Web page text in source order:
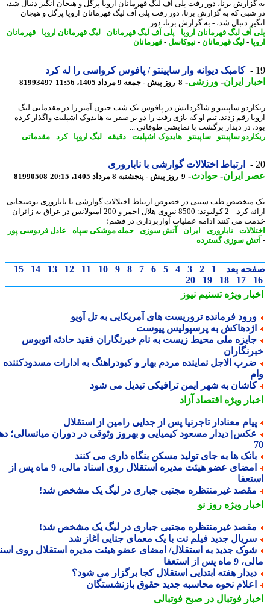
برنا، دور رفت پلی آف لیگ قهرمانان اروپا پرگل و هیجان انگیز دنبال شد،
که به گزارش برنا، دور رفت پلی آف لیگ قهرمانان اروپا پرگل و هیجان
دنبال شد، - به گزارش برنا، دور ...
آف لیگ قهرمانان اروپا - پلی آف لیگ قهرمانان-لیگ قهرمانان اروپا - قهرمانان
- لیگ قهرمانان-نیوکاسل-قهرمانان
کامبک دیوانه وار ساپینتو / پافوس کرواسی را له کرد
ایران- ورزشی-8 روز پیش - جمعه 9 مرداد 1405، 11:56 81993497
ساپینتو و شاگردانش در پافوس یک شب جنون آمیز را در مقدماتی لیگ
رقم زدند. تیم او که بازی رفت را دو بر صفر به هایدوک اشپلیت واگذار کرده
در دیدار برگشت با نمایشی طوفانی ...
ساپینتو-ساپینتو-هایدوک اشپلیت-دقیقه-لیگ اروپا - کرد-مقدماتی
ارتباط اختلالات گوارشی با ناباروری
ایران- حوادث -9 روز پیش - پنجشنبه 8 مرداد 1405، 20:15 81990508
طب سنتی در خصوص ارتباط اختلالات گوارشی با ناباروری توضیحاتی
ارائه کرد. - 2 کولیوند: 8500 نیروی هلال احمر و 200 آمبولانس در عراق به زائران
می کنند ادامه عملیات آواربرداری در قشم؛
-ناباروری - ایران - آتش سوزی- حمله موشکی سپاه-عادل فردوسی پور
سوزی گسترده
بعد 1
2
3
4
5
6
7
8
9
10
11
12
13
14
15
17
18
19
20
ویژهتسنیم نیوز
فرمانده تروریست های آمریکایی به تل آویو
به پرسپولیس پیوست
ملی محیط زیست به نام خبرنگاران فقید حادثه اتوبوس
الاجل نماینده مردم بهار و کبودراهنگ به ادارات مسدودکننده
به شهر ایمن ترافیکی تبدیل می شود
ویژهاقتصاد آزاد
معنادار تاجرنیا پس از جدایی رامین از استقلال
دیدار مسعود کیمیایی و بهروز وثوقی در دوران میانسالی؛ دهه
ها به جای تولید مسکن بنگاه داری می کنند
امضای عضو هیئت مدیره استقلال روی اسناد مالی، 9 ماه پس از
غیرمنتظره مجتبی جباری در لیگ یک مشخص شد!
ویژهروز نو
غیرمنتظره مجتبی جباری در لیگ یک مشخص شد!
جدید فیلم نت با یک معمای جنایی آغاز شد
جدید به استقلال/ امضای عضو هیئت مدیره استقلال روی اسناد
پس از استعفا
هفته ابتدایی استقلال کجا برگزار می شود؟
نحوه محاسبه جدید حقوق بازنشستگان
فوتبال در صبح فوتبالی